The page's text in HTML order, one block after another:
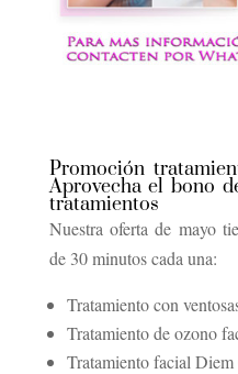
Promoción
Aprovecha el bono
tratamientos
Nuestra oferta de mayo
de 30 minutos cada una:
Tratamiento con
Tratamiento de ozono
Tratamiento facial Diem